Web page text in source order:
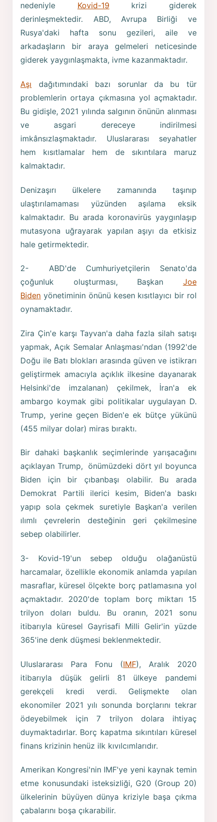
nedeniyle Kovid-19 krizi giderek
derinleşmektedir. ABD, Avrupa Birliği ve
Rusya'daki hafta sonu gezileri, aile ve
arkadaşların bir araya gelmeleri neticesinde
giderek yaygınlaşmakta, ivme kazanmaktadır.
Aşı dağıtımındaki bazı sorunlar da bu tür
problemlerin ortaya çıkmasına yol açmaktadır.
Bu gidişle, 2021 yılında salgının önünün alınması
ve asgari dereceye indirilmesi
imkânsızlaşmaktadır. Uluslararası seyahatler
hem kısıtlamalar hem de sıkıntılara maruz
kalmaktadır.
Denizaşırı ülkelere zamanında taşınıp
ulaştırılamaması yüzünden aşılama eksik
kalmaktadır. Bu arada koronavirüs yaygınlaşıp
mutasyona uğrayarak yapılan aşıyı da etkisiz
hale getirmektedir.
2- ABD'de Cumhuriyetçilerin Senato'da
çoğunluk oluşturması, Başkan Joe
Biden yönetiminin önünü kesen kısıtlayıcı bir rol
oynamaktadır.
Zira Çin'e karşı Tayvan'a daha fazla silah satışı
yapmak, Açık Semalar Anlaşması'ndan (1992'de
Doğu ile Batı blokları arasında güven ve istikrarı
geliştirmek amacıyla açıklık ilkesine dayanarak
Helsinki'de imzalanan) çekilmek, İran'a ek
ambargo koymak gibi politikalar uygulayan D.
Trump, yerine geçen Biden'e ek bütçe yükünü
(455 milyar dolar) miras bıraktı.
Bir dahaki başkanlık seçimlerinde yarışacağını
açıklayan Trump, önümüzdeki dört yıl boyunca
Biden için bir çıbanbaşı olabilir. Bu arada
Demokrat Partili ilerici kesim, Biden'a baskı
yapıp sola çekmek suretiyle Başkan'a verilen
ılımlı çevrelerin desteğinin geri çekilmesine
sebep olabilirler.
3- Kovid-19'un sebep olduğu olağanüstü
harcamalar, özellikle ekonomik anlamda yapılan
masraflar, küresel ölçekte borç patlamasına yol
açmaktadır. 2020'de toplam borç miktarı 15
trilyon doları buldu. Bu oranın, 2021 sonu
itibarıyla küresel Gayrisafi Milli Gelir'in yüzde
365'ine denk düşmesi beklenmektedir.
Uluslararası Para Fonu (IMF), Aralık 2020
itibarıyla düşük gelirli 81 ülkeye pandemi
gerekçeli kredi verdi. Gelişmekte olan
ekonomiler 2021 yılı sonunda borçlarını tekrar
ödeyebilmek için 7 trilyon dolara ihtiyaç
duymaktadırlar. Borç kapatma sıkıntıları küresel
finans krizinin henüz ilk kıvılcımlarıdır.
Amerikan Kongresi'nin IMF'ye yeni kaynak temin
etme konusundaki isteksizliği, G20 (Group 20)
ülkelerinin büyüyen dünya kriziyle başa çıkma
çabalarını boşa çıkarabilir.